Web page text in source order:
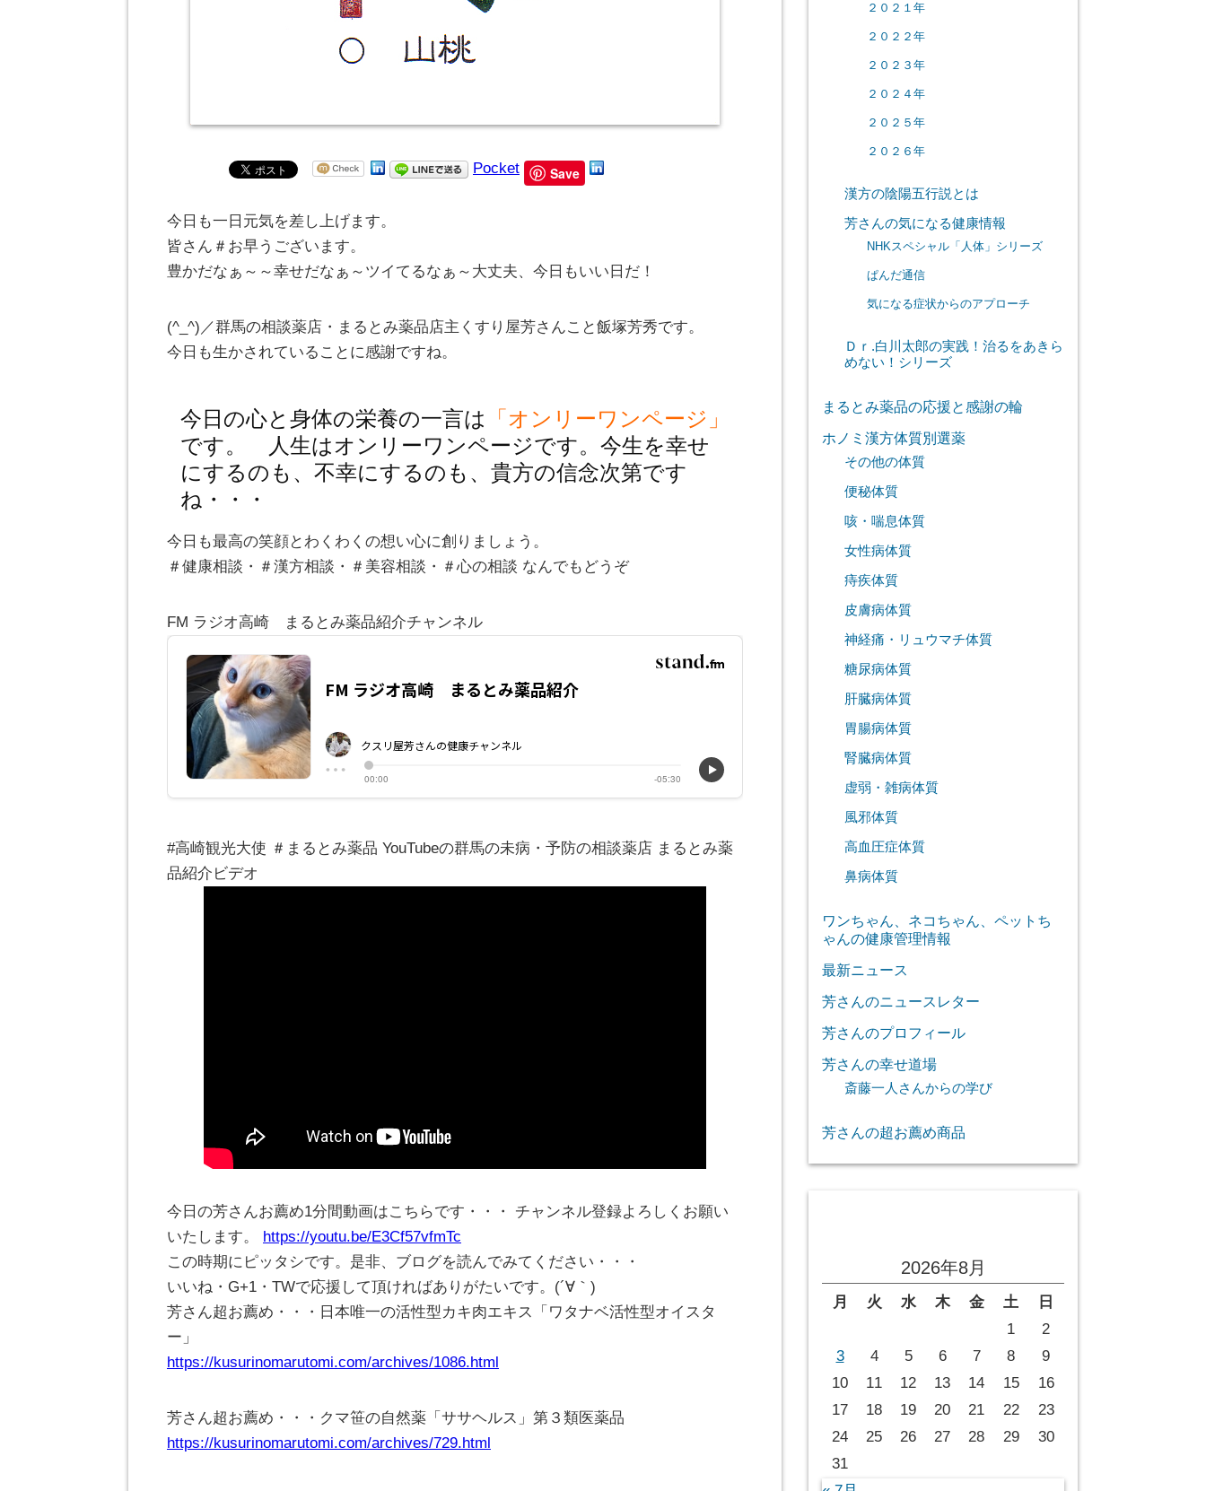
Pocket Save
今日も一日元気を差し上げます。
皆さん＃お早うございます。
豊かだなぁ～～幸せだなぁ～ツイてるなぁ～大丈夫、今日もいい日だ！
(^_^)／群馬の相談薬店・まるとみ薬品店主くすり屋芳さんこと飯塚芳秀です。
今日も生かされていることに感謝ですね。
今日の心と身体の栄養の一言は
「オンリーワンページ」
です。 人生はオンリーワンページです。今生を幸せ
にするのも、不幸にするのも、貴方の信念次第です
ね・・・
今日も最高の笑顔とわくわくの想い心に創りましょう。
＃健康相談・＃漢方相談・＃美容相談・＃心の相談 なんでもどうぞ
FM ラジオ高崎 まるとみ薬品紹介チャンネル
#高崎観光大使 ＃まるとみ薬品 YouTubeの群馬の未病・予防の相談薬店 まるとみ薬
品紹介ビデオ
今日の芳さんお薦め1分間動画はこちらです・・・ チャンネル登録よろしくお願い
いたします。 https://youtu.be/E3Cf57vfmTc
この時期にピッタシです。是非、ブログを読んでみてください・・・
いいね・G+1・TWで応援して頂ければありがたいです。(´∀｀ )
芳さん超お薦め・・・日本唯一の活性型カキ肉エキス「ワタナベ活性型オイスタ
ー」
https://kusurinomarutomi.com/archives/1086.html
芳さん超お薦め・・・クマ笹の自然薬「ササヘルス」第３類医薬品
https://kusurinomarutomi.com/archives/729.html
２０２１年
２０２２年
２０２３年
２０２４年
２０２５年
２０２６年
漢方の陰陽五行説とは
芳さんの気になる健康情報
NHKスペシャル「人体」シリーズ
ぱんだ通信
気になる症状からのアプローチ
Ｄｒ.白川太郎の実践！治るをあきら
めない！シリーズ
まるとみ薬品の応援と感謝の輪
ホノミ漢方体質別選薬
その他の体質
便秘体質
咳・喘息体質
女性病体質
痔疾体質
皮膚病体質
神経痛・リュウマチ体質
糖尿病体質
肝臓病体質
胃腸病体質
腎臓病体質
虚弱・雑病体質
風邪体質
高血圧症体質
鼻病体質
ワンちゃん、ネコちゃん、ペットち
ゃんの健康管理情報
最新ニュース
芳さんのニュースレター
芳さんのプロフィール
芳さんの幸せ道場
斎藤一人さんからの学び
芳さんの超お薦め商品
2026年8月
月 火 水 木 金 土
日
1
2
3
4 5 6 7 8
9
10
11 12 13 14 15
16
17
18 19 20 21 22
23
24
25 26 27 28 29
30
31